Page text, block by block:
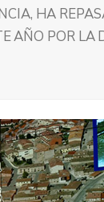
HA
AÑO POR LA